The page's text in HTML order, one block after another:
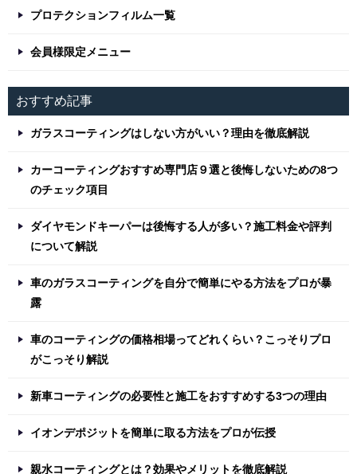
プロテクションフィルム一覧
会員様限定メニュー
おすすめ記事
ガラスコーティングはしない方がいい？理由を徹底解説
カーコーティングおすすめ専門店９選と後悔しないための8つ
のチェック項目
ダイヤモンドキーパーは後悔する人が多い？施工料金や評判
について解説
車のガラスコーティングを自分で簡単にやる方法をプロが暴
露
車のコーティングの価格相場ってどれくらい？こっそりプロ
がこっそり解説
新車コーティングの必要性と施工をおすすめする3つの理由
イオンデポジットを簡単に取る方法をプロが伝授
親水コーティングとは？効果やメリットを徹底解説